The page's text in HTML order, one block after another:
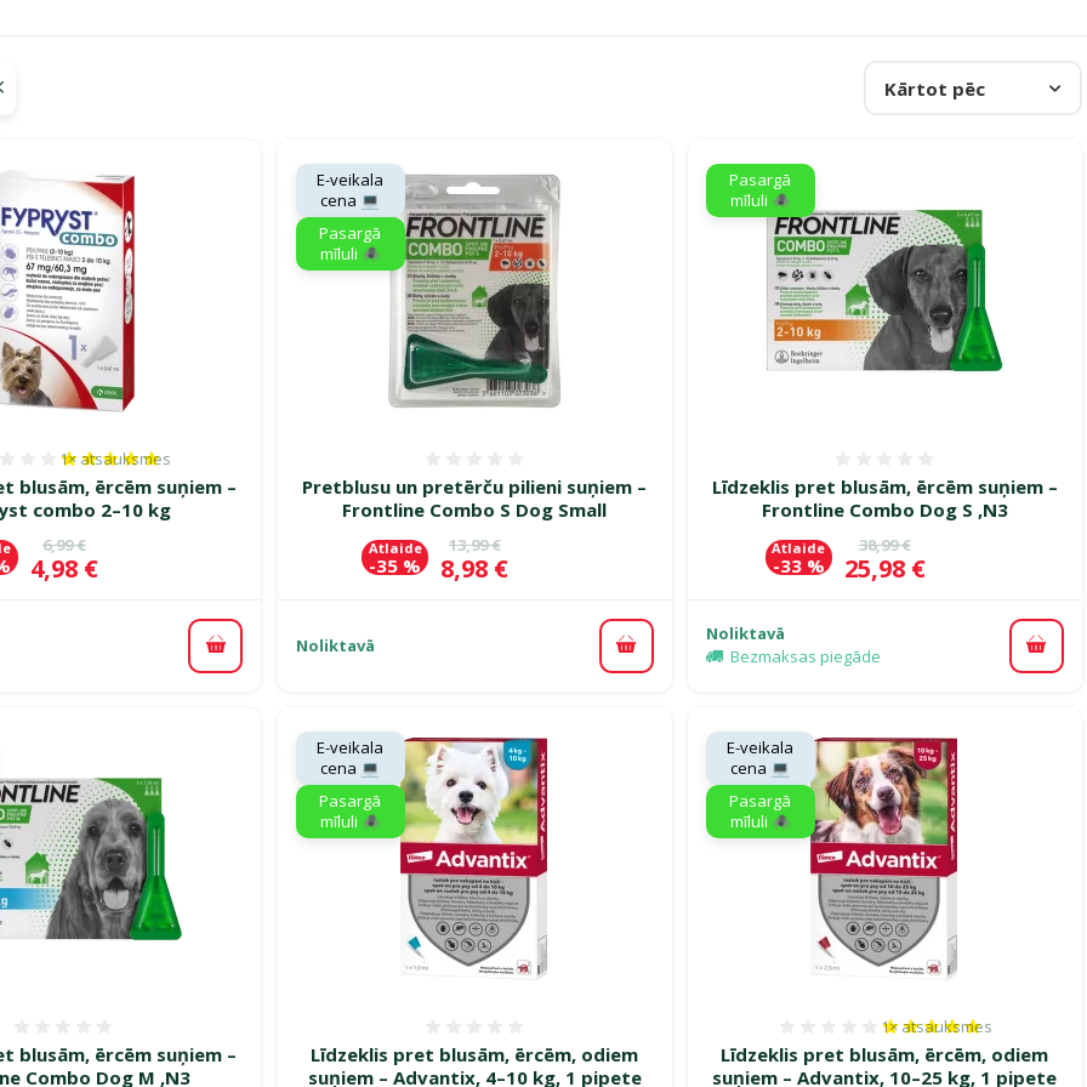
Kārtot pēc
blusām, ērcēm suņiem –
combo 2–10 kg
Atsauksmes 100%, reitingu skaits: 1
1× atsauksmes
Oriģinālā cena
6,99 €
Cena
4,98 €
Pievienot grozam
Pretblusu un pretērču pilieni suņiem –
Frontline Combo S Dog Small
Oriģinālā cena
13,99 €
Cena
8,98 €
Atlaide
-35 %
E-veikala
cena 💻
Pasargā
mīluli 🕷️
Noliktavā Pievienot grozam
Līdzeklis pret blusām, ērcēm suņiem –
Frontline Combo Dog S ,N3
Oriģinālā cena
38,99 €
Cena
25,98 €
Atlaide
-33 %
Pasargā
mīluli 🕷️
Noliktavā
Bezmaksas piegāde
blusām, ērcēm suņiem –
Combo Dog M ,N3
Līdzeklis pret blusām, ērcēm, odiem
suņiem – Advantix, 4–10 kg, 1 pipete
E-veikala
cena 💻
Pasargā
mīluli 🕷️
Līdzeklis pret blusām, ērcēm, odiem
suņiem – Advantix, 10–25 kg, 1 pipete
Atsauksmes 100%,
1× atsauksmes
E-veikala
cena 💻
Pasargā
mīluli 🕷️